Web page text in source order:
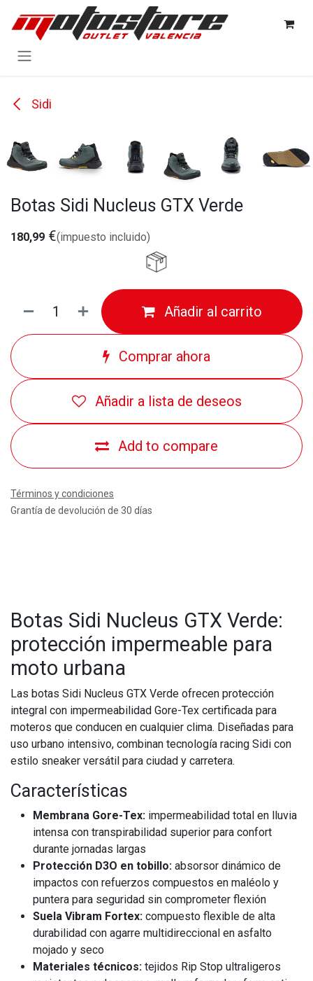
Sidi
Botas Sidi Nucleus GTX Verde
180,99 €(impuesto incluido)
Añadir al carrito
Comprar ahora
Add to compare
Añadir a lista de deseos
Términos y condiciones
Grantía de devolución de 30 días
Botas Sidi Nucleus GTX Verde:
protección impermeable para
moto urbana
Las botas Sidi Nucleus GTX Verde ofrecen protección
integral con impermeabilidad Gore-Tex certificada para
moteros que conducen en cualquier clima. Diseñadas para
uso urbano intensivo, combinan tecnología racing Sidi con
estilo sneaker versátil para ciudad y carretera.
Características
Membrana Gore-Tex: impermeabilidad total en lluvia
intensa con transpirabilidad superior para confort
durante jornadas largas
Protección D3O en tobillo: absorsor dinámico de
impactos con refuerzos compuestos en maléolo y
puntera para seguridad sin comprometer flexión
Suela Vibram Fortex: compuesto flexible de alta
durabilidad con agarre multidireccional en asfalto
mojado y seco
Materiales técnicos: tejidos Rip Stop ultraligeros